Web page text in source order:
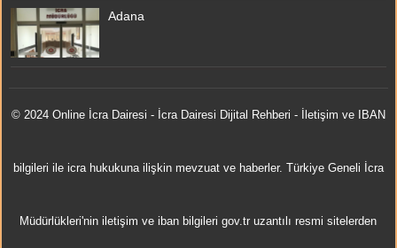
Adana
© 2024 Online İcra Dairesi - İcra Dairesi Dijital Rehberi - İletişim ve IBAN
bilgileri ile icra hukukuna ilişkin mevzuat ve haberler. Türkiye Geneli İcra
Müdürlükleri'nin iletişim ve iban bilgileri gov.tr uzantılı resmi sitelerden